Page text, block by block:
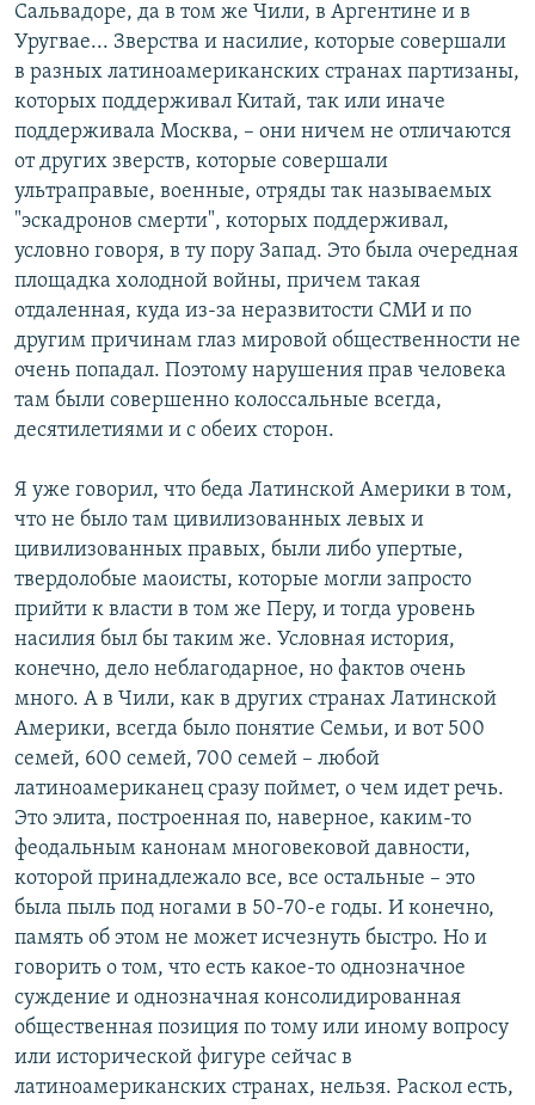
Сальвадоре, да в том же Чили, в Аргентине и в
Уругвае... Зверства и насилие, которые совершали
в разных латиноамериканских странах партизаны,
которых поддерживал Китай, так или иначе
поддерживала Москва, – они ничем не отличаются
от других зверств, которые совершали
ультраправые, военные, отряды так называемых
"эскадронов смерти", которых поддерживал,
условно говоря, в ту пору Запад. Это была очередная
площадка холодной войны, причем такая
отдаленная, куда из-за неразвитости СМИ и по
другим причинам глаз мировой общественности не
очень попадал. Поэтому нарушения прав человека
там были совершенно колоссальные всегда,
десятилетиями и с обеих сторон.
Я уже говорил, что беда Латинской Америки в том,
что не было там цивилизованных левых и
цивилизованных правых, были либо упертые,
твердолобые маоисты, которые могли запросто
прийти к власти в том же Перу, и тогда уровень
насилия был бы таким же. Условная история,
конечно, дело неблагодарное, но фактов очень
много. А в Чили, как в других странах Латинской
Америки, всегда было понятие Семьи, и вот 500
семей, 600 семей, 700 семей – любой
латиноамериканец сразу поймет, о чем идет речь.
Это элита, построенная по, наверное, каким-то
феодальным канонам многовековой давности,
которой принадлежало все, все остальные – это
была пыль под ногами в 50-70-е годы. И конечно,
память об этом не может исчезнуть быстро. Но и
говорить о том, что есть какое-то однозначное
суждение и однозначная консолидированная
общественная позиция по тому или иному вопросу
или исторической фигуре сейчас в
латиноамериканских странах, нельзя. Раскол есть,